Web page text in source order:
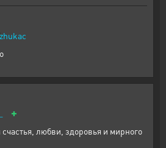
zhukac
+
любви, здоровья и мирного